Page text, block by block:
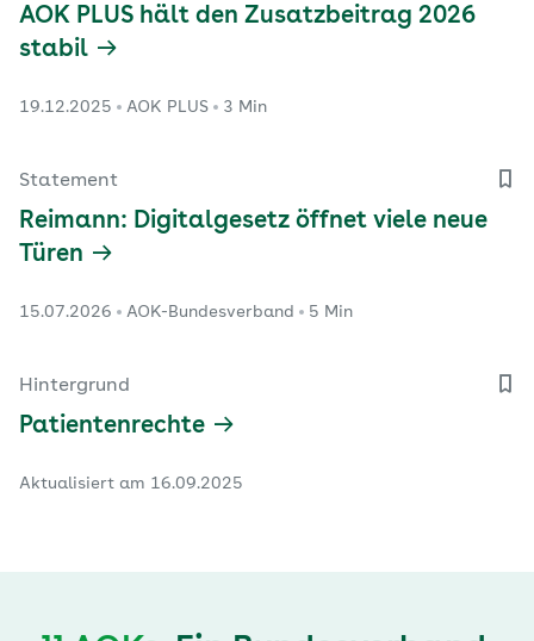
AOK PLUS hält den Zusatzbeitrag 2026
stabil
19.12.2025 AOK PLUS 3 Min
Statement
Reimann: Digitalgesetz öffnet viele neue
Türen
15.07.2026 AOK-Bundesverband 5 Min
Hintergrund
Patientenrechte
Aktualisiert am 16.09.2025